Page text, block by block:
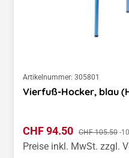
Artikelnummer: 305801
Vierfuß-Hocker, blau
Verkaufspreis:
CHF 94.50 Regulärer Preis:
CHF 105.50 -
Preise inkl. MwSt. zzgl.